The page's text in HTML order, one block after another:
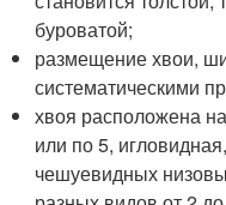
буроватой;
размещение хвои,
систематическими
хвоя расположена
или по 5,
чешуевидных